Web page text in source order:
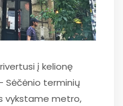
į kelionę
Sėčėnio terminių
vykstame metro,